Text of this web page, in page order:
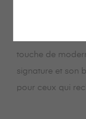
Pensée pour
la Jazzmaster
touche de
signature et son
pour ceux qui